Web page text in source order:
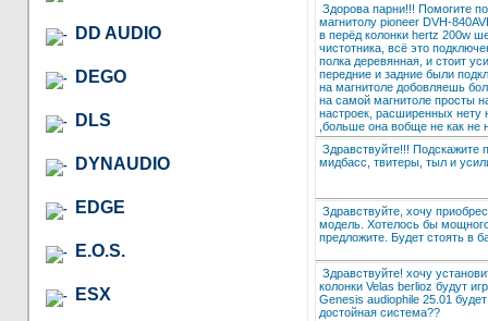
DD AUDIO
DEGO
DLS
DYNAUDIO
EDGE
E.O.S.
ESX
Здорова парни!!! Помогите
магнитолу pioneer DVH-
в перёд колонки hertz 200w
чистотника, всё это
полка деревянная, и стоит
передние и задние были
на магнитоле добовляешь
на самой магнитоле просты
настроек, расширенных
,больше она вобще не как не
Здравствуйте!!! Подскажите
мидбасс, твитеры, тыл и
Здравствуйте, хочу
модель. Хотелось бы
предложите. Будет стоять в
Здравствуйте! хочу
колонки Velas berlioz будут
Genesis audiophile 25.01
достойная система??